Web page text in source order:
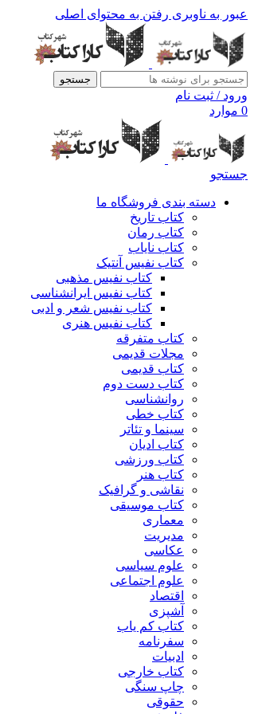
عبور به ناوبری رفتن به محتوای اصلی
جستجو
ورود / ثبت نام
0 موارد
جستجو
دسته بندی فروشگاه ما
کتاب تاریخ
کتاب رمان
کتاب نایاب
کتاب نفیس آنتیک
کتاب نفیس مذهبی
کتاب نفیس ایرانشناسی
کتاب نفیس شعر و ادبی
کتاب نفیس هنری
کتاب متفرقه
مجلات قدیمی
کتاب قدیمی
کتاب دست دوم
روانشناسی
کتاب خطی
سینما و تئاتر
کتاب ادیان
کتاب ورزشی
کتاب هنر
نقاشی و گرافیک
کتاب موسیقی
معماری
مدیریت
عکاسی
علوم سیاسی
علوم اجتماعی
اقتصاد
آشپزی
کتاب کم یاب
سفرنامه
ادبیات
کتاب خارجی
چاپ سنگی
حقوقی